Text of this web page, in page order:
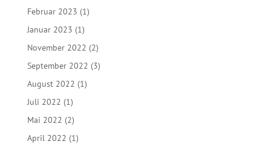
Februar 2023 (1)
Januar 2023 (1)
November 2022 (2)
September 2022 (3)
August 2022 (1)
Juli 2022 (1)
Mai 2022 (2)
April 2022 (1)